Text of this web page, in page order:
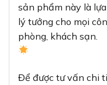
sản phẩm này là
lý tưởng cho mọi
phòng, khách sạn.
Để được tư vấn chi